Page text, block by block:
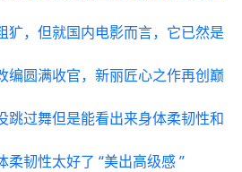
犷，但就国内电影而言，它已然是
编圆满收官，新丽匠心之作再创巅
跳过舞但是能看出来身体柔韧性和
韧性太好了 “美出高级感 ”